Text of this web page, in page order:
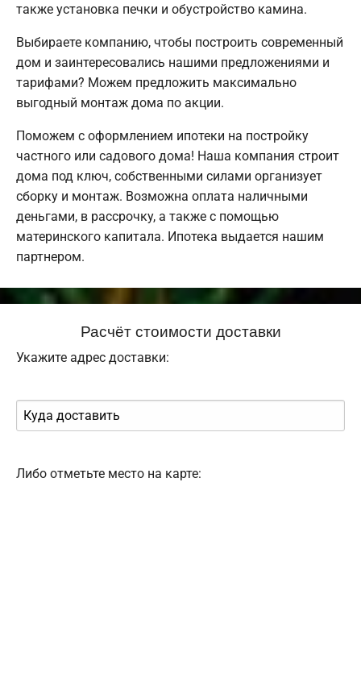
также установка печки и обустройство камина.
Выбираете компанию, чтобы построить современный
дом и заинтересовались нашими предложениями и
тарифами? Можем предложить максимально
выгодный монтаж дома по акции.
Поможем с оформлением ипотеки на постройку
частного или садового дома! Наша компания строит
дома под ключ, собственными силами организует
сборку и монтаж. Возможна оплата наличными
деньгами, в рассрочку, а также с помощью
материнского капитала. Ипотека выдается нашим
партнером.
Расчёт стоимости доставки
Укажите адрес доставки:
Либо отметьте место на карте: